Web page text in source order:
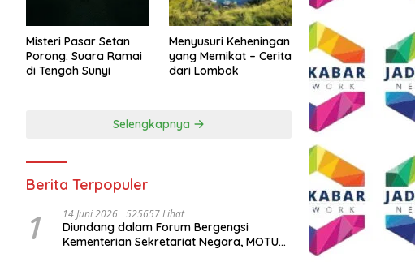
Misteri Pasar Setan
Porong: Suara Ramai
di Tengah Sunyi
Menyusuri Keheningan
yang Memikat – Cerita
dari Lombok
Selengkapnya
Berita Terpopuler
1 14 Juni 2026 525657 Lihat
Diundang dalam Forum Bergengsi
Kementerian Sekretariat Negara, MOTU